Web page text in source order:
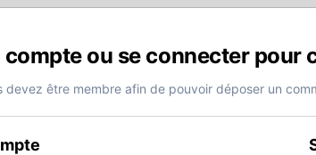
compte ou se connecter pour
devez être membre afin de pouvoir déposer un